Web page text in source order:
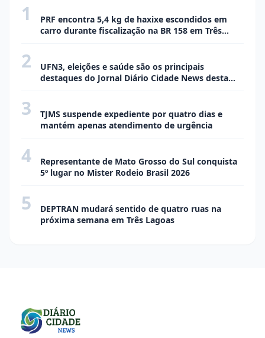
1
PRF encontra 5,4 kg de haxixe escondidos em
carro durante fiscalização na BR 158 em Três
2
UFN3, eleições e saúde são os principais
destaques do Jornal Diário Cidade News desta
3
TJMS suspende expediente por quatro dias e
mantém apenas atendimento de urgência
4
Representante de Mato Grosso do Sul conquista
5º lugar no Mister Rodeio Brasil 2026
5
DEPTRAN mudará sentido de quatro ruas na
próxima semana em Três Lagoas